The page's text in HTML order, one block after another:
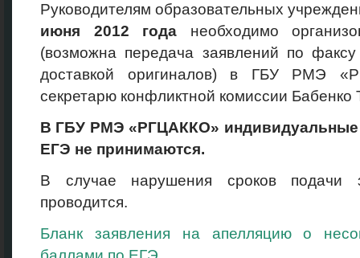
Руководителям образовательных
июня 2012 года необходимо
(возможна передача заявлений по
доставкой оригиналов) в ГБУ РМЭ
секретарю конфликтной комиссии Бабенко
В ГБУ РМЭ «РГЦАККО» индивидуальные
ЕГЭ не принимаются.
В случае нарушения сроков подачи
проводится.
Бланк заявления на апелляцию о